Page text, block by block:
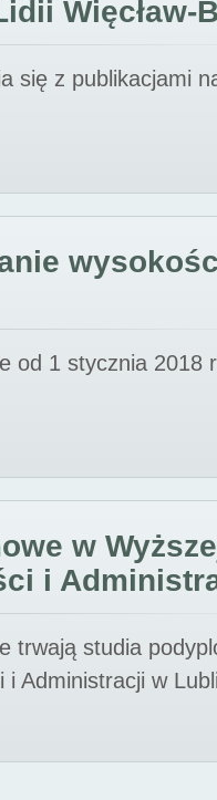
Więcław-
się z publikacjami
od 1 stycznia 2018
w
i
trwają studia
i Administracji w